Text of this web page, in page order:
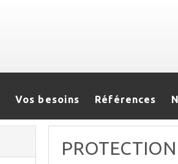
Vos besoins Références